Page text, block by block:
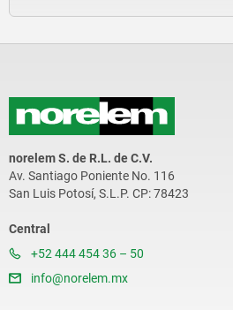
norelem S. de R.L. de C.V.
Av. Santiago Poniente No. 116
San Luis Potosí, S.L.P. CP: 78423
Central
+52 444 454 36 – 50
info@norelem.mx